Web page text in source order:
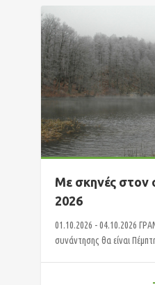
Με σκηνές στον
2026
01.10.2026 - 04.10.2026
συνάντησης θα είναι